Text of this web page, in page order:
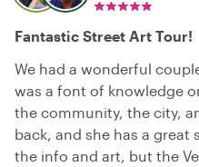
Fantastic Street Art Tour!
We had a wonderful
was a font of knowledge
the community, the city,
back, and she has a great
the info and art, but the